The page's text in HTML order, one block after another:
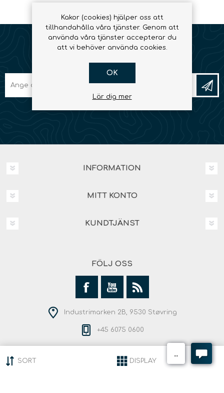
INFORMATION
MITT KONTO
KUNDTJÄNST
FÖLJ OSS
Industrimarken 2B, 9530 Støvring
+45 6075 0600
Copyright © 2026 Andersen Outdoor. Alla rättigheter
SORT DISPLAY
Kakor (cookies) hjälper oss att
tillhandahålla våra tjänster. Genom att
använda våra tjänster accepterar du
att vi behöver använda cookies.
OK
Lär dig mer